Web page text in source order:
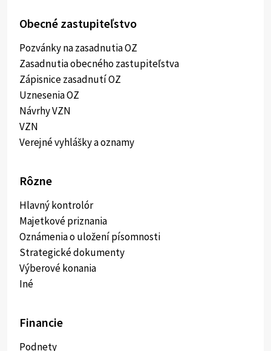
Obecné zastupiteľstvo
Pozvánky na zasadnutia OZ
Zasadnutia obecného zastupiteľstva
Zápisnice zasadnutí OZ
Uznesenia OZ
Návrhy VZN
VZN
Verejné vyhlášky a oznamy
Rôzne
Hlavný kontrolór
Majetkové priznania
Oznámenia o uložení písomnosti
Strategické dokumenty
Výberové konania
Iné
Financie
Podnety